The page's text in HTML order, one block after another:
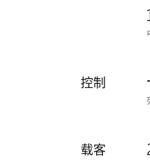
控制
载客